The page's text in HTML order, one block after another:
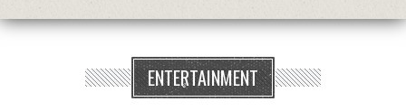
ENTERTAINMENT